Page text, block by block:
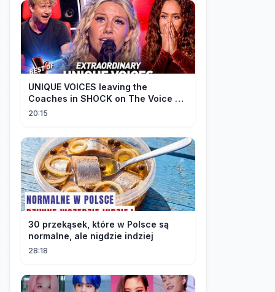
UNIQUE VOICES leaving the
Coaches in SHOCK on The Voice #5
| Top 10
20:15
30 przekąsek, które w Polsce są
normalne, ale nigdzie indziej
28:18